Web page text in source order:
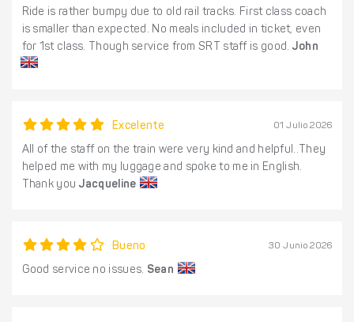
Ride is rather bumpy due to old rail tracks. First class coach
is smaller than expected. No meals included in ticket, even
for 1st class. Though service from SRT staff is good. John
Excelente 01 Julio 2026
All of the staff on the train were very kind and helpful..They
helped me with my luggage and spoke to me in English.
Thank you Jacqueline
Bueno 30 Junio 2026
Good service no issues. Sean